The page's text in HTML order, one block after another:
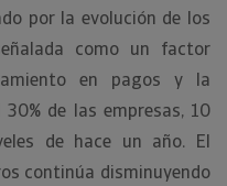
por la evolución de los
como un factor
en pagos y la
de las empresas, 10
de hace un año. El
continúa disminuyendo